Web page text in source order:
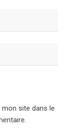
site dans le